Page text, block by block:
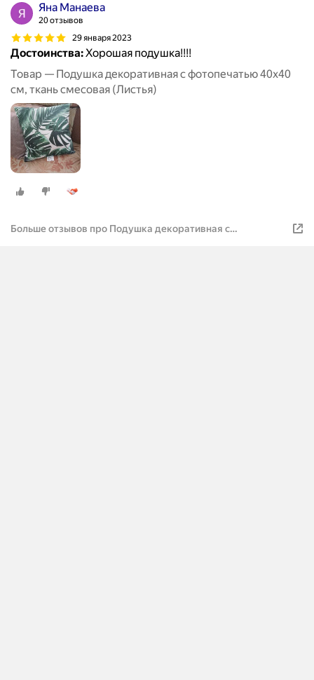
Яна Манаева
20 отзывов
29 января 2023
Достоинства:Хорошая подушка!!!!
Товар — Подушка декоративная с фотопечатью 40х40
см, ткань смесовая (Листья)
Больше отзывов про Подушка декоративная с